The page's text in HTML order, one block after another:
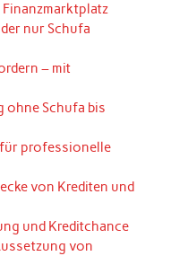
nur Schufa
– mit
ohne Schufa bis
professionelle
von Krediten und
und Kreditchance
von